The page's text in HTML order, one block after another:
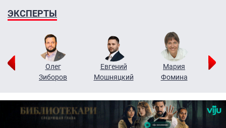
ЭКСПЕРТЫ
Олег
Зиборов
Евгений
Мошняцкий
Мария
Фомина